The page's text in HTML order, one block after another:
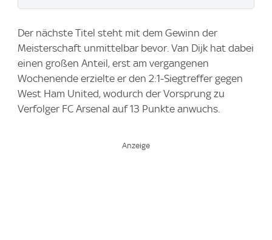
Der nächste Titel steht mit dem Gewinn der
Meisterschaft unmittelbar bevor. Van Dijk hat dabei
einen großen Anteil, erst am vergangenen
Wochenende erzielte er den 2:1-Siegtreffer gegen
West Ham United, wodurch der Vorsprung zu
Verfolger FC Arsenal auf 13 Punkte anwuchs.